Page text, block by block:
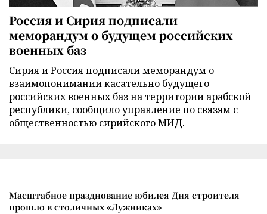
Россия и Сирия подписали
меморандум о будущем российских
военных баз
Сирия и Россия подписали меморандум о
взаимопонимании касательно будущего
российских военных баз на территории арабской
республики, сообщило управление по связям с
общественностью сирийского МИД.
Масштабное празднование юбилея Дня строителя
прошло в столичных «Лужниках»